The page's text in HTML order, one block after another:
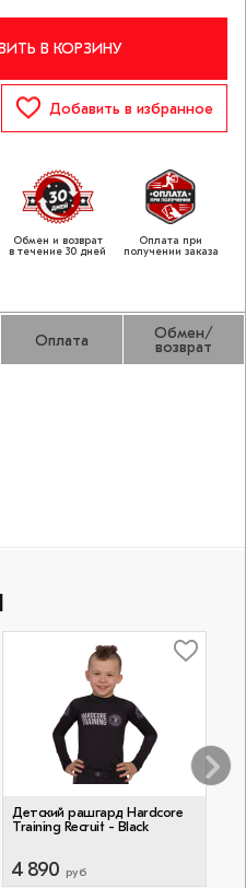
В КОРЗИНУ
Добавить в избранное
Обмен и возврат
в течение 30 дней
Оплата при
получении заказа
Оплата Обмен/
возврат
Детский рашгард Hardcore
Training Recruit - Black
4 890 руб